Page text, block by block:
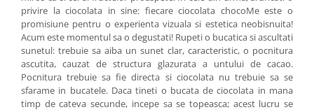
privire la ciocolata in sine: fiecare ciocolata chocoMe este o
promisiune pentru o experienta vizuala si estetica neobisnuita!
Acum este momentul sa o degustati! Rupeti o bucatica si ascultati
sunetul: trebuie sa aiba un sunet clar, caracteristic, o pocnitura
ascutita, cauzat de structura glazurata a untului de cacao.
Pocnitura trebuie sa fie directa si ciocolata nu trebuie sa se
sfarame in bucatele. Daca tineti o bucata de ciocolata in mana
timp de cateva secunde, incepe sa se topeasca; acest lucru se